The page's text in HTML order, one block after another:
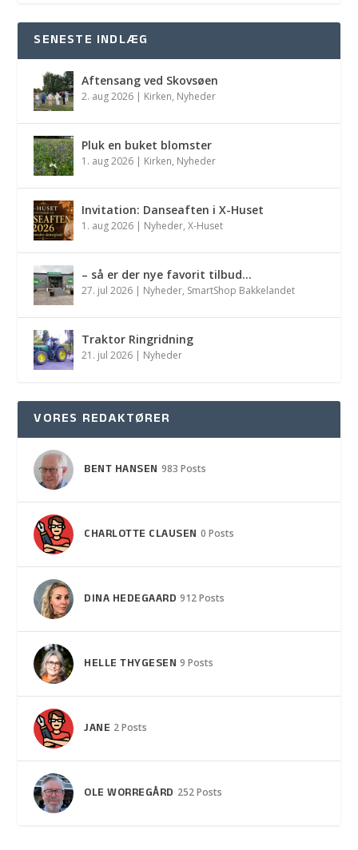
SENESTE INDLÆG
Aftensang ved Skovsøen
2. aug 2026 | Kirken, Nyheder
Pluk en buket blomster
1. aug 2026 | Kirken, Nyheder
Invitation: Danseaften i X-Huset
1. aug 2026 | Nyheder,X-Huset
– så er der nye favorit tilbud…
27. jul 2026 | Nyheder, SmartShop Bakkelandet
Traktor Ringridning
21. jul 2026 | Nyheder
VORES REDAKTØRER
BENT HANSEN 983 Posts
CHARLOTTE CLAUSEN 0 Posts
DINA HEDEGAARD 912 Posts
HELLE THYGESEN 9 Posts
JANE 2 Posts
OLE WORREGÅRD 252 Posts